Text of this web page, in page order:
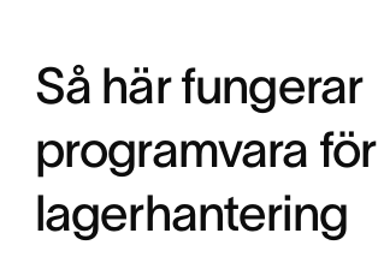
Så här fungerar
programvara för
lagerhantering